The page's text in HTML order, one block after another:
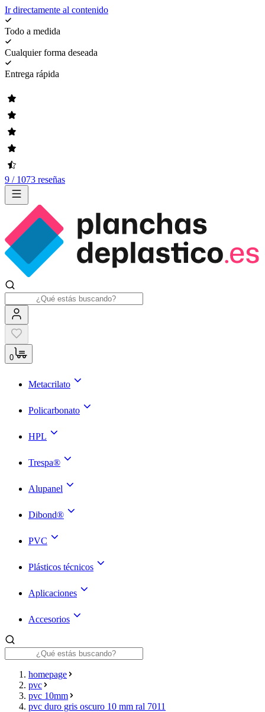
Ir directamente al contenido
Todo a medida
Cualquier forma deseada
Entrega rápida
9 / 1073 reseñas
0
Metacrilato
Policarbonato
HPL
Trespa®
Alupanel
Dibond®
PVC
Plásticos técnicos
Aplicaciones
Accesorios
homepage
pvc
pvc 10mm
pvc duro gris oscuro 10 mm ral 7011